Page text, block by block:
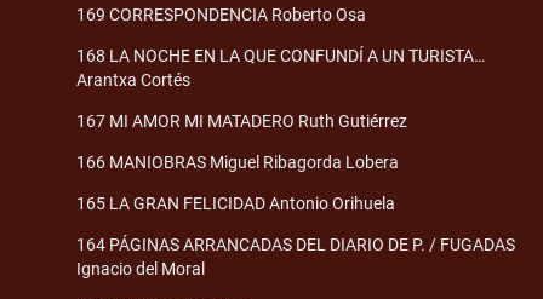
169 CORRESPONDENCIA Roberto Osa
168 LA NOCHE EN LA QUE CONFUNDÍ A UN TURISTA…
Arantxa Cortés
167 MI AMOR MI MATADERO Ruth Gutiérrez
166 MANIOBRAS Miguel Ribagorda Lobera
165 LA GRAN FELICIDAD Antonio Orihuela
164 PÁGINAS ARRANCADAS DEL DIARIO DE P. / FUGADAS
Ignacio del Moral